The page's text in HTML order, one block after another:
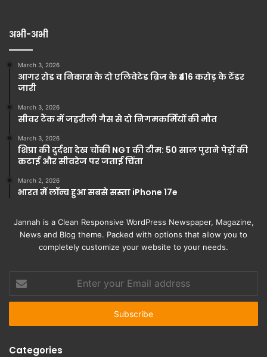
अभी-अभी
March 3, 2026
आगर रोड व निकास के दो एलिवेटेड ब्रिज के ₹416 करोड़ के टेंडर
जारी
March 3, 2026
सीवर टैंक में जहरीली गैस से दो निगमकर्मियों की मौत
March 3, 2026
शिप्रा की दुर्दशा देख चौंकी NGT की टीम: 50 साल पुराने पेड़ों की
कटाई और सीवरेज पर जताई चिंता
March 2, 2026
भारत में लॉन्च हुआ सबसे सस्ता iPhone 17e
Jannah is a Clean Responsive WordPress Newspaper, Magazine,
News and Blog theme. Packed with options that allow you to
completely customize your website to your needs.
your
Email
Categories